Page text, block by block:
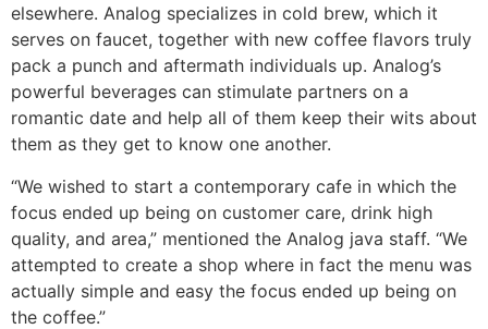
elsewhere. Analog specializes in cold brew, which it
serves on faucet, together with new coffee flavors truly
pack a punch and aftermath individuals up. Analog’s
powerful beverages can stimulate partners on a
romantic date and help all of them keep their wits about
them as they get to know one another.
“We wished to start a contemporary cafe in which the
focus ended up being on customer care, drink high
quality, and area,” mentioned the Analog java staff. “We
attempted to create a shop where in fact the menu was
actually simple and easy the focus ended up being on
the coffee.”